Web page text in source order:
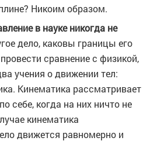
Никоим образом.
в науке никогда не
дело, каковы границы его
сравнение с физикой,
учения о движении тел:
Кинематика рассматривает
себе, когда на них ничто не
кинематика
движется равномерно и